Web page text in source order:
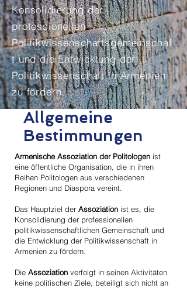
Konsolidierung der
professionellen
Politikwissenschaftsgemeinschaf
t und die Entwicklung der
Politikwissenschaft in Armenien
zu fördern.
Allgemeine
Bestimmungen
Armenische Assoziation der Politologen ist
eine öffentliche Organisation, die in ihren
Reihen Politologen aus verschiedenen
Regionen und Diaspora vereint.
Das Hauptziel der Assoziation ist es, die
Konsolidierung der professionellen
politikwissenschaftlichen Gemeinschaft und
die Entwicklung der Politikwissenschaft in
Armenien zu fördern.
Die Assoziation verfolgt in seinen Aktivitäten
keine politischen Ziele, beteiligt sich nicht an